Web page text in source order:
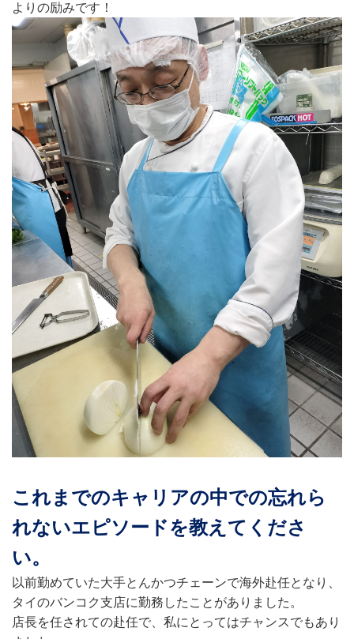
よりの励みです！
これまでのキャリアの中での忘れら
れないエピソードを教えてくださ
い。
以前勤めていた大手とんかつチェーンで海外赴任となり、
タイのバンコク支店に勤務したことがありました。
店長を任されての赴任で、私にとってはチャンスでもあり